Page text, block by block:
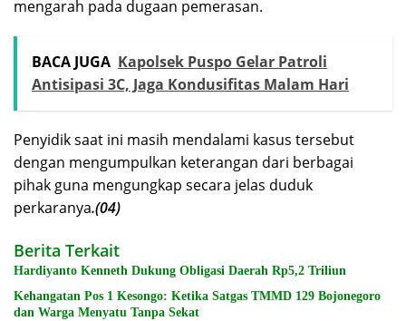
mengarah pada dugaan pemerasan.
BACA JUGA Kapolsek Puspo Gelar Patroli
Antisipasi 3C, Jaga Kondusifitas Malam Hari
Penyidik saat ini masih mendalami kasus tersebut
dengan mengumpulkan keterangan dari berbagai
pihak guna mengungkap secara jelas duduk
perkaranya.(04)
Berita Terkait
Hardiyanto Kenneth Dukung Obligasi Daerah Rp5,2 Triliun
Kehangatan Pos 1 Kesongo: Ketika Satgas TMMD 129 Bojonegoro
dan Warga Menyatu Tanpa Sekat